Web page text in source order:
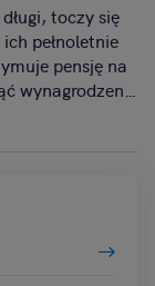
toczy się
pełnoletnie
pensję na
wynagrodzenie
budzi